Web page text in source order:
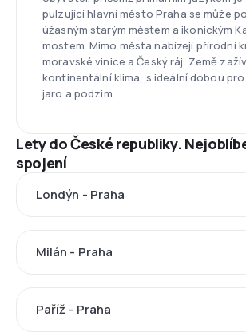
pulzující hlavní město Praha se může
úžasným starým městem a ikonickým
mostem. Mimo města nabízejí přírodní
moravské vinice a Český ráj. Země
kontinentální klima, s ideální dobou
jaro a podzim.
Lety do České republiky.
spojení
Londýn - Praha
Milán - Praha
Paříž - Praha